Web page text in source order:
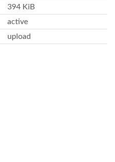
394 KiB
active
upload